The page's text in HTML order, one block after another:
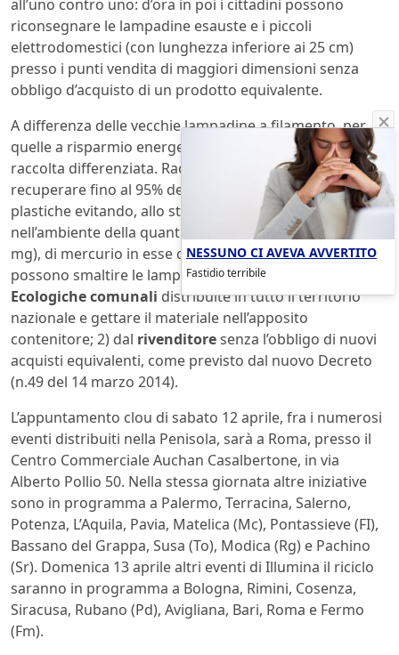
all’uno contro uno: d’ora in poi i cittadini possono
riconsegnare le lampadine esauste e i piccoli
elettrodomestici (con lunghezza inferiore ai 25 cm)
presso i punti vendita di maggiori dimensioni senza
obbligo d’acquisto di un prodotto equivalente.
A differenza delle vecchie lampadine a filamento, per
quelle a risparmio energetico è prevista infatti la
raccolta differenziata. Raccoglierle e riciclarle significa
recuperare fino al 95% dei materiali tra vetro, metalli e
plastiche evitando, allo stesso tempo, la dispersione
nell’ambiente della quantità, seppure minima (da 1 a 5
mg), di mercurio in esse contenuta. I consumatori
possono smaltire le lampadine usate: 1) alle
Ecologiche comunali distribuite in tutto il territorio
nazionale e gettare il materiale nell’apposito
contenitore; 2) dal rivenditoresenza l’obbligo di nuovi
acquisti equivalenti, come previsto dal nuovo Decreto
(n.49 del 14 marzo 2014).
L’appuntamento clou di sabato 12 aprile, fra i numerosi
eventi distribuiti nella Penisola, sarà a Roma, presso il
Centro Commerciale Auchan Casalbertone, in via
Alberto Pollio 50. Nella stessa giornata altre iniziative
sono in programma a Palermo, Terracina, Salerno,
Potenza, L’Aquila, Pavia, Matelica (Mc), Pontassieve (FI),
Bassano del Grappa, Susa (To), Modica (Rg) e Pachino
(Sr). Domenica 13 aprile altri eventi di Illumina il riciclo
saranno in programma a Bologna, Rimini, Cosenza,
Siracusa, Rubano (Pd), Avigliana, Bari, Roma e Fermo
(Fm).
NESSUNO CI AVEVA AVVERTITO
Fastidio terribile